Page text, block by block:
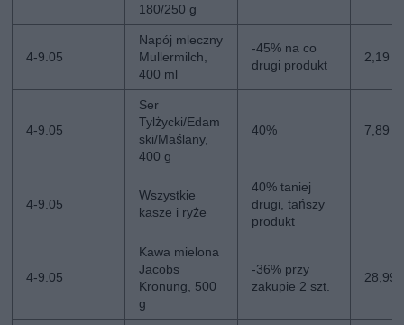
180/250 g
4-9.05
Napój mleczny
Mullermilch,
400 ml
-45% na co
drugi produkt
2,19
4-9.05
Ser
Tylżycki/Edam
ski/Maślany,
400 g
40% 7,89
4-9.05
Wszystkie
kasze i ryże
40% taniej
drugi, tańszy
produkt
4-9.05
Kawa mielona
Jacobs
Kronung, 500
g
-36% przy
zakupie 2 szt.
28,99